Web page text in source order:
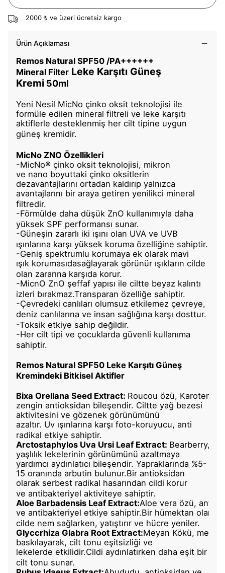
2000 ₺ ve üzeri ücretsiz kargo
Ürün Açıklaması
Remos Natural SPF50 /PA++++++
Mineral Filter Leke Karşıtı Güneş
Kremi 50ml
Yeni Nesil MicNo çinko oksit teknolojisi ile
formüle edilen mineral filtreli ve leke karşıtı
aktiflerle desteklenmiş her cilt tipine uygun
güneş kremidir.
MicNo ZNO Özellikleri
-MicNo® çinko oksit teknolojisi, mikron
ve nano boyuttaki çinko oksitlerin
dezavantajlarını ortadan kaldırıp yalnızca
avantajlarını bir araya getiren yenilikci mineral
filtredir.
-Förmülde daha düşük ZnO kullanımıyla daha
yüksek SPF performansı sunar.
-Güneşin zararlı iki ışını olan UVA ve UVB
ışınlarına karşı yüksek koruma özelliğine sahiptir.
-Geniş spektrumlu korumaya ek olarak mavi
ışık korumasıdasağlayarak görünür ışıkların cilde
olan zararına karşıda korur.
-MicnO ZnO şeffaf yapısı ile ciltte beyaz kalıntı
izleri bırakmaz.Transparan özelliğe sahiptir.
-Çevredeki canlıları olumsuz etkilemez çevreye,
deniz canlılarına ve insan sağlığına karşı dosttur.
-Toksik etkiye sahip değildir.
-Her cilt tipi ve çocuklarda güvenli kullanıma
sahiptir.
Remos Natural SPF50 Leke Karşıtı Güneş
Kremindeki Bitkisel Aktifler
Bixa Orellana Seed Extract: Roucou özü, Karoten
zengin antioksidan bileşendir. Ciltte yağ bezesi
aktivitesini ve gözenek görünümünü
azaltır. Uv ışınlarına karşı foto-koruyucu, anti
radikal etkiye sahiptir.
Arctostaphylos Uva Ursi Leaf Extract: Bearberry,
yaşlılık lekelerinin görünümünü azaltmaya
yardımcı aydınlatıcı bileşendir. Yapraklarında %5-
15 oranında arbutin bulunur.Bir antioksidan
olarak serbest radikal hasarından cildi korur
ve antibakteriyel aktiviteye sahiptir.
Aloe Barbadensis Leaf Extract:Aloe vera özü,
ve antibakteriyel etkiye sahiptir.Bir hümektan olarak
cilde nem sağlarken, yatıştırır ve hücre yeniler.
Glyccrhiza Glabra Root Extract:Meyan Kökü,
baskılayarak, cilt tonu eşitsizliği ve
lekelerde etkilidir.Cildi aydınlatırken daha eşit bir
cilt tonu sunar.